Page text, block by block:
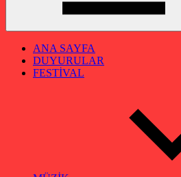
ANA SAYFA
DUYURULAR
FESTİVAL